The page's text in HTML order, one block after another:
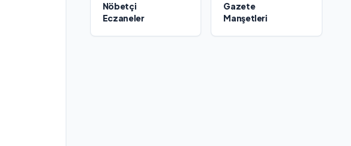
Nöbetçi
Eczaneler
Gazete
Manşetleri